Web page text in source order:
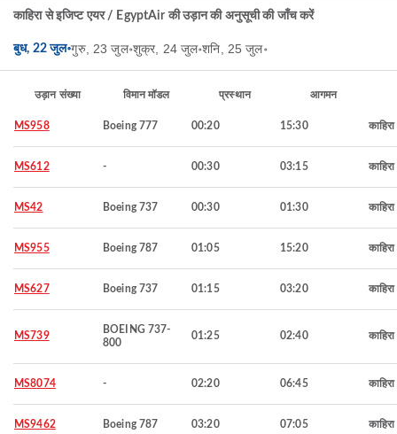
काहिरा से इजिप्ट एयर / EgyptAir की उड़ान की अनुसूची की जाँच करें
बुध, 22 जुल॰गुरु, 23 जुल॰शुक्र, 24 जुल॰शनि, 25 जुल॰
उड़ान संख्या विमान मॉडल प्रस्थान आगमन
MS958 Boeing 777 00:20 15:30 काहिरा
MS612 - 00:30 03:15 काहिरा
MS42 Boeing 737 00:30 01:30 काहिरा
MS955 Boeing 787 01:05 15:20 काहिरा
MS627 Boeing 737 01:15 03:20 काहिरा
MS739
BOEING 737-
800
01:25 02:40 काहिरा
MS8074 - 02:20 06:45 काहिरा
MS9462 Boeing 787 03:20 07:05 काहिरा